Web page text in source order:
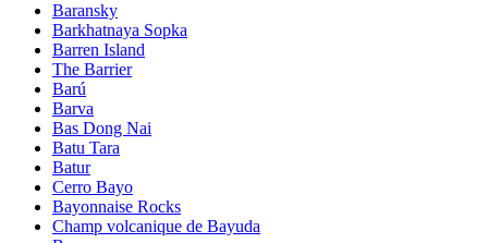
Baransky
Barkhatnaya Sopka
Barren Island
The Barrier
Barú
Barva
Bas Dong Nai
Batu Tara
Batur
Cerro Bayo
Bayonnaise Rocks
Champ volcanique de Bayuda